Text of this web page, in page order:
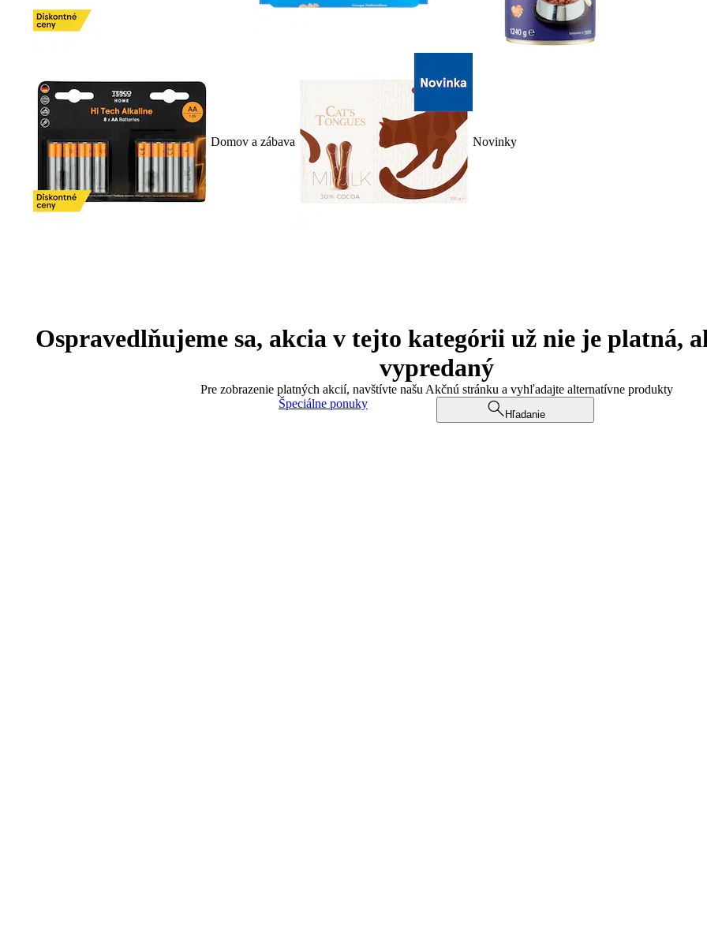
Domov a zábava Novinky
Ospravedlňujeme sa, akcia v tejto kategórii už nie je platná,
vypredaný
Pre zobrazenie platných akcií, navštívte našu Akčnú stránku a vyhľadajte alternatívne produkty
Špeciálne ponuky
Hľadanie